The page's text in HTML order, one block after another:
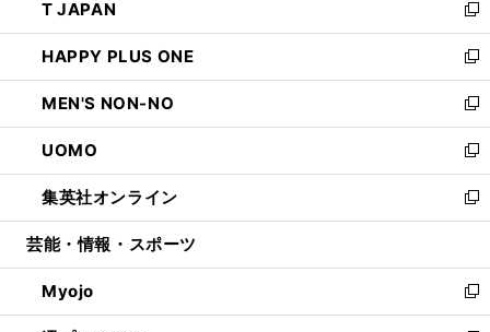
く
で
開
く
ド
ウ
で
開
く
ィ
ン
ド
ウ
で
開
く
い
ウ
ィ
ン
ド
ウ
で
開
く
T JAPAN
新
し
い
ウ
ィ
ン
ド
ウ
で
開
HAPPY PLUS ONE
新
し
い
ウ
ィ
ン
ド
ウ
開
く
MEN'S NON-NO
新
し
い
ウ
ィ
ン
ウ
で
開
UOMO
新
し
い
ウ
ン
ド
ウ
集英社オンライン
新
し
ウ
ィ
ン
芸能・情報・スポーツ
Myojo
新
し